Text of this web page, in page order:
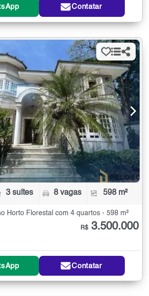
Contatar
3 suítes 8 vagas 598 m²
Horto Florestal com 4 quartos - 598 m²
R$ 3.500.000
Contatar